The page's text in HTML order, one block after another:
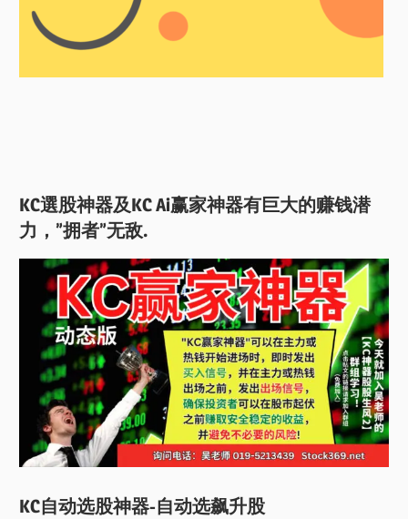
KC選股神器及KC Ai赢家神器有巨大的赚钱潜
力，”拥者”无敌.
KC自动选股神器-自动选飙升股